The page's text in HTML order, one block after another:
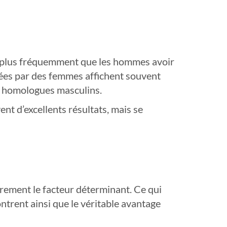
fréquemment que les hommes avoir
par des femmes affichent souvent
masculins.
d’excellents résultats, mais se
le facteur déterminant. Ce qui
ainsi que le véritable avantage